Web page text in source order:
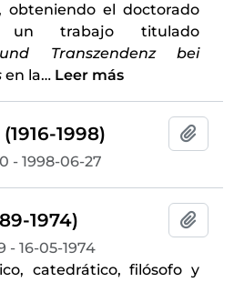
obteniendo el doctorado
trabajo titulado
Transzendenz bei
en la… Leer más
1998)
- 1998-06-27
1974)
- 16-05-1974
catedrático, filósofo y